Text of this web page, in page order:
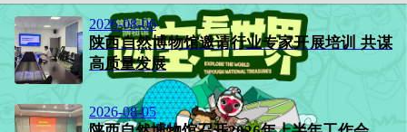
2026-08-06
陕西自然博物馆邀请行业专家开展培训 共谋
高质量发展
2026-08-05